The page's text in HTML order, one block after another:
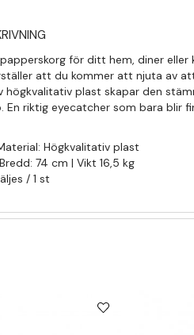
för ditt hem, diner eller
att du kommer att njuta av
högkvalitativ plast skapar den
En riktig eyecatcher som bara blir
Högkvalitativ plast
74 cm | Vikt 16,5 kg
/ 1 st